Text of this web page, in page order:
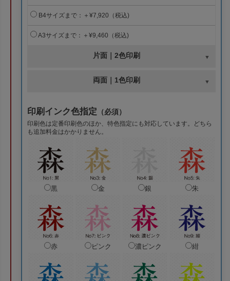
B4サイズまで：＋¥7,920（税込)
A3サイズまで：＋¥9,460（税込)
片面｜2色印刷
両面｜1色印刷
印刷インク色指定 （必須）
印刷色は定番印刷色のほか、特色指定にも対応しています。どちら
も追加料金はかかりません。
黒 金 銀 朱
赤 ピンク 濃ピンク 紺